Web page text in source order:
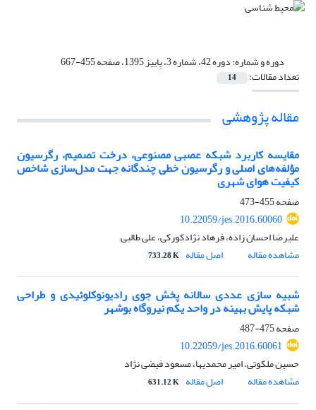
دوره و شماره:دوره 42، شماره 3، پاییز 1395، صفحه 455-667
تعداد مقالات: 14
مقاله پژوهشی
مقایسه کاربرد شبکه عصبی مصنوعی، درخت تصمیم، رگرسیون
مؤلفه‌های اصلی و رگرسیون خطی چندگانه جهت مدل‌سازی شاخص
کیفیت هوای شهری
صفحه455-473
10.22059/jes.2016.60060
علیرضا احسان زاده، فرهاد نژادکورکی، علی طالبی
مشاهده مقاله
اصل مقاله 733.28 K
شبیه سازی عددی سالانه پخش جوی رادیونوکلوئیدی و طراحی
شبکه پایش بهینه در واحد یکم نیروگاه بوشهر
صفحه475-487
10.22059/jes.2016.60061
حسین ملکوتی، امیر محمدیها، مسعود فیضی نژاد
مشاهده مقاله
اصل مقاله 631.12 K